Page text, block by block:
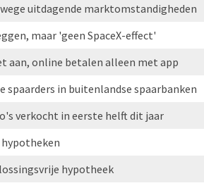
uitdagende marktomstandigheden
maar 'geen SpaceX-effect'
aan, online betalen alleen met app
in buitenlandse spaarbanken
verkocht in eerste helft dit jaar
hypotheek